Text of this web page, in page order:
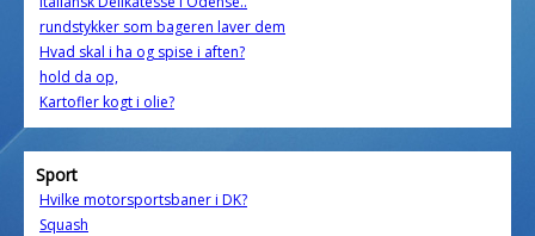
rundstykker som bageren laver dem
Hvad skal i ha og spise i aften?
hold da op,
Kartofler kogt i olie?
Sport
Hvilke motorsportsbaner i DK?
Squash